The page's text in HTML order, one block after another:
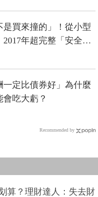
是買來撞的」！從小型
年超完整「安全先
一定比債券好」為什麼
吃大虧？
Recommended by
算？理財達人：失去財